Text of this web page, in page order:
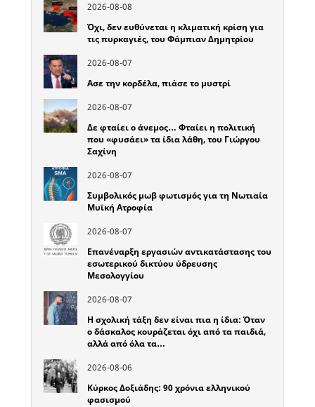
2026-08-08
Όχι, δεν ευθύνεται η κλιματική κρίση για
τις πυρκαγιές, του Φάμπιαν Δημητρίου
2026-08-07
Ασε την κορδέλα, πιάσε το μυστρί
2026-08-07
Δε φταίει ο άνεμος… Φταίει η πολιτική
που «φυσάει» τα ίδια λάθη, του Γιώργου
Σαχίνη
2026-08-07
Συμβολικός μωβ φωτισμός για τη Νωτιαία
Μυϊκή Ατροφία
2026-08-07
Επανέναρξη εργασιών αντικατάστασης του
εσωτερικού δικτύου ύδρευσης
Μεσολογγίου
2026-08-07
Η σχολική τάξη δεν είναι πια η ίδια: Όταν
ο δάσκαλος κουράζεται όχι από τα παιδιά,
αλλά από όλα τα…
2026-08-06
Κύρκος Δοξιάδης: 90 χρόνια ελληνικού
φασισμού